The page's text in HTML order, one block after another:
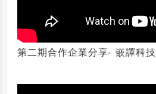
第二期合作企業分享- 嵌譯科技